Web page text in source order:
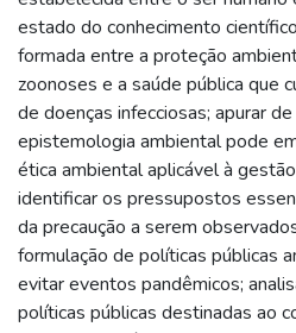
estado do conhecimento
formada entre a proteção
zoonoses e a saúde pública que
de doenças infecciosas; apurar
epistemologia ambiental pode
ética ambiental aplicável à
identificar os pressupostos
da precaução a serem
formulação de políticas públicas
evitar eventos pandêmicos;
políticas públicas destinadas ao